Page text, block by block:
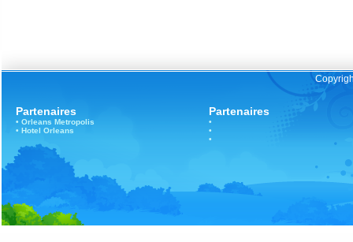
Partenaires
• Orleans Metropolis
• Hotel Orleans
Partenaires
•
•
•